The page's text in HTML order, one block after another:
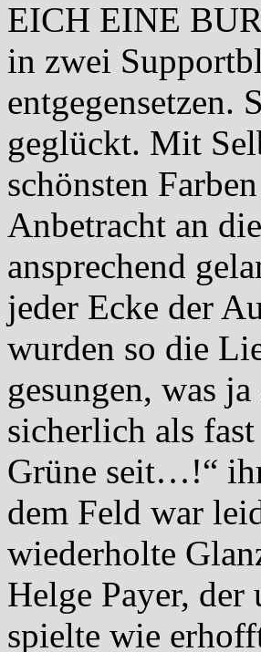
EICH EINE
in zwei
entgegensetzen.
geglückt. Mit
schönsten
Anbetracht an
ansprechend
jeder Ecke der
wurden so die
gesungen, was
sicherlich als
Grüne seit…!“
dem Feld war
wiederholte
Helge Payer,
spielte wie